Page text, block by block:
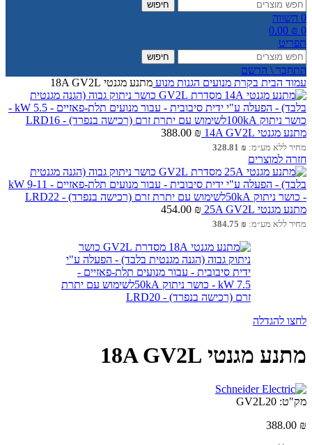
חיפוש
0 השווה
0
0.00 ₪
תפריט
חיפוש
התחבר \ הרשם
עמוד הבית בקרת מנועים הגנות מנוע מתנע מגנטי 18A GV2L
מתנע מגנטי 14A GV2L 388.00 ₪
מחיר ללא מע״מ: 328.81 ₪
חזרה למוצרים
מתנע מגנטי 25A GV2L 454.00 ₪
מחיר ללא מע״מ: 384.75 ₪
לחצו להגדלה
מתנע מגנטי 18A GV2L
מק"ט: GV2L20
388.00 ₪